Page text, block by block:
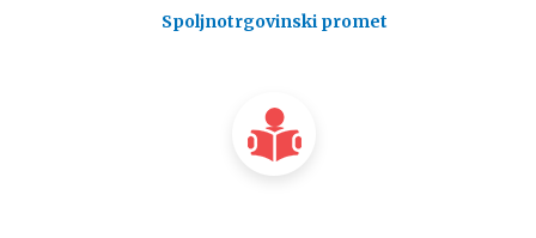
Spoljnotrgovinski promet